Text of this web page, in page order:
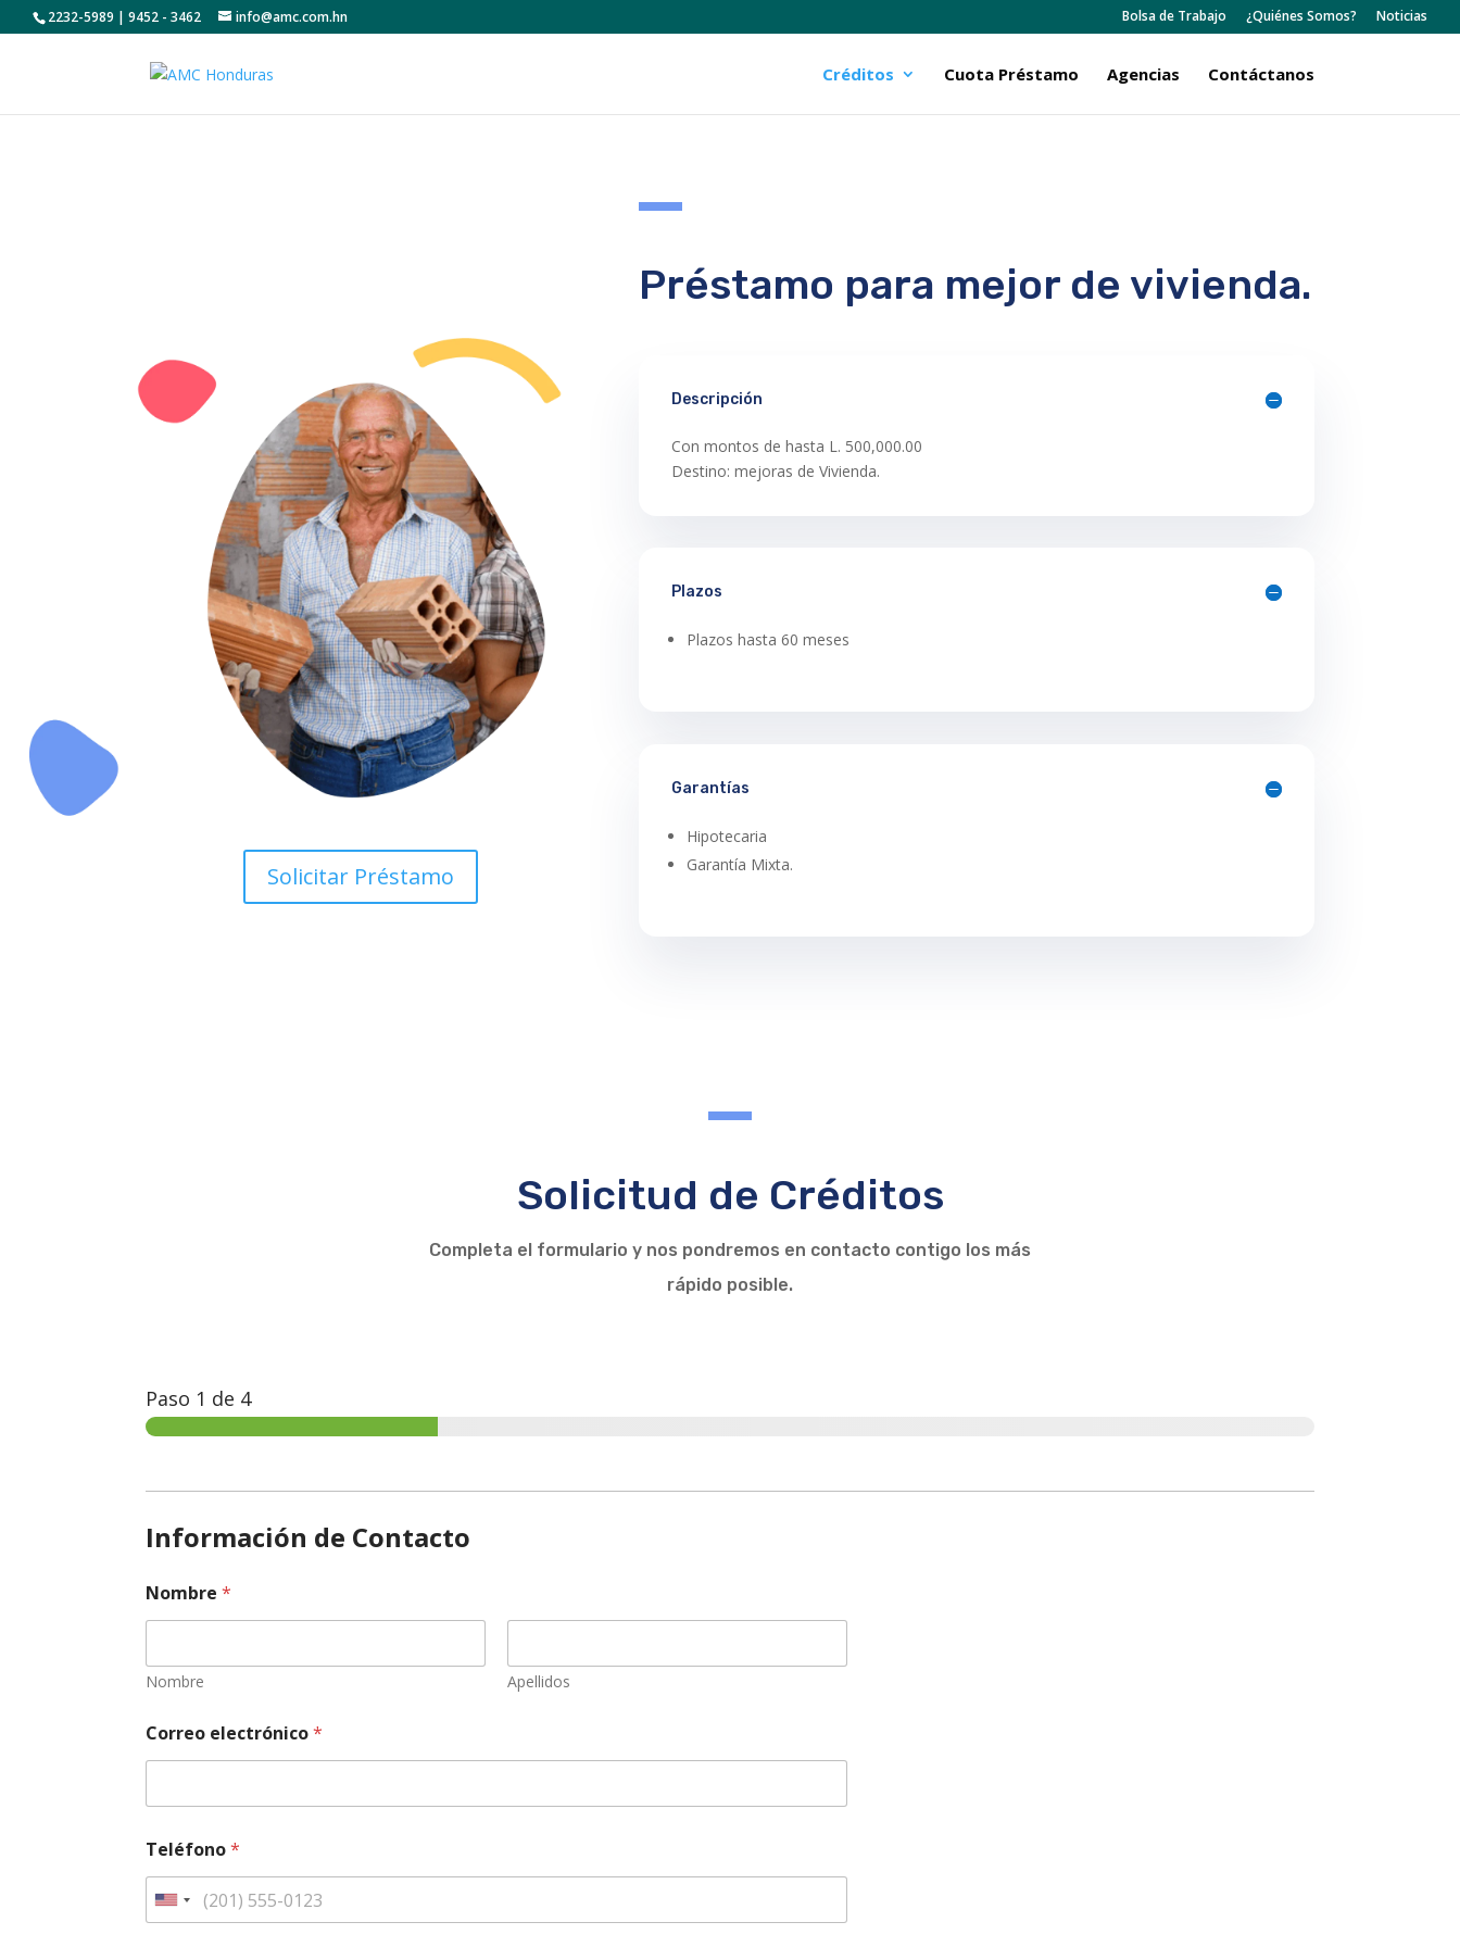
2232-5989 | 9452 - 3462 info@amc.com.hn Bolsa de Trabajo ¿Quiénes Somos? Noticias
Créditos Cuota Préstamo Agencias Contáctanos
Solicitar Préstamo
Préstamo para mejor de vivienda.
Descripción
Con montos de hasta L. 500,000.00
Destino: mejoras de Vivienda.
Plazos
Plazos hasta 60 meses
Garantías
Hipotecaria
Garantía Mixta.
Solicitud de Créditos
Completa el formulario y nos pondremos en contacto contigo los más
rápido posible.
Paso 1 de 4
Información de Contacto
Nombre*
Nombre Apellidos
Correo electrónico*
Teléfono*